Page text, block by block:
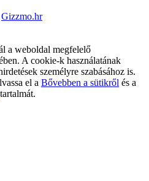
Gizzmo.hr
a weboldal megfelelő
A cookie-k használatának
személyre szabásához is.
el a Bővebben a sütikről és a
tartalmát.